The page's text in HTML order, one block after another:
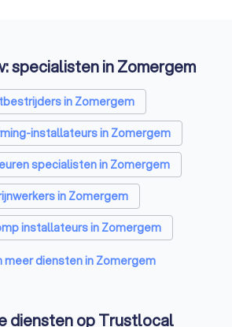
specialisten in Zomergem
in Zomergem
installateurs in Zomergem
specialisten in Zomergem
in Zomergem
installateurs in Zomergem
installateurs in Zomergem
in Zomergem
meer diensten in Zomergem
diensten op Trustlocal